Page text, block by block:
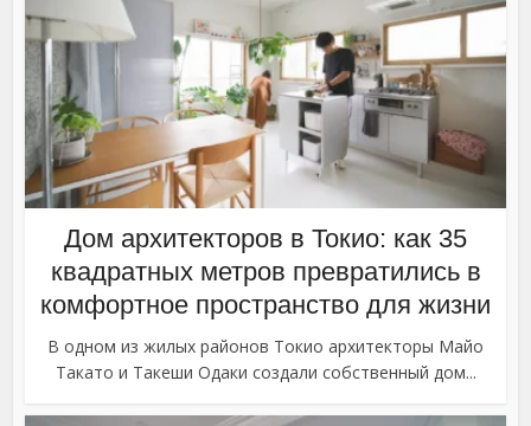
Дом архитекторов в Токио: как 35
квадратных метров превратились в
комфортное пространство для жизни
В одном из жилых районов Токио архитекторы Майо
Такато и Такеши Одаки создали собственный дом...